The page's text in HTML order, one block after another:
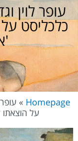
עופר לוין
כלכליסט
Homepage
»
על